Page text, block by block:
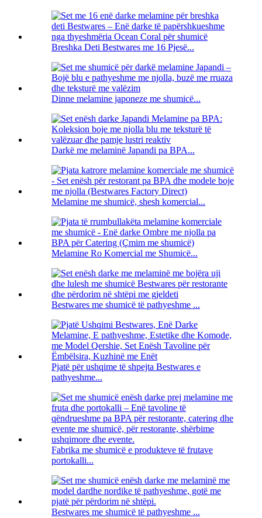
Breshka Deti Bestwares me 16 Pjesë...
Dinne melamine japoneze me shumicë...
Darkë me melaminë Japandi pa BPA...
Melamine me shumicë, shesh komercial...
Melamine Ro Komercial me Shumicë...
Bestwares me shumicë të pathyeshme ...
Pjatë për ushqime të shpejta Bestwares e
pathyeshme...
Fabrika me shumicë e produkteve të frutave
portokalli...
Bestwares me shumicë të pathyeshme ...